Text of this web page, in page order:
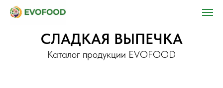
СЛАДКАЯ ВЫПЕЧКА
Каталог продукции EVOFOOD